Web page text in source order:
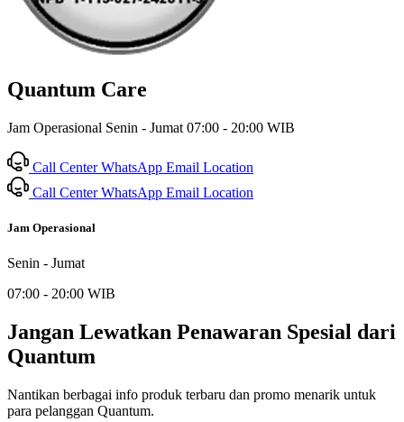
Quantum Care
Jam Operasional Senin - Jumat 07:00 - 20:00 WIB
Call CenterWhatsApp Email Location
Call CenterWhatsApp Email Location
Jam Operasional
Senin - Jumat
07:00 - 20:00 WIB
Jangan Lewatkan Penawaran Spesial dari
Quantum
Nantikan berbagai info produk terbaru dan promo menarik untuk
para pelanggan Quantum.